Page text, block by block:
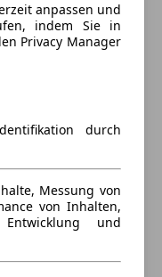
anpassen und
indem Sie in
Privacy Manager
durch
Messung von
von Inhalten,
Entwicklung und